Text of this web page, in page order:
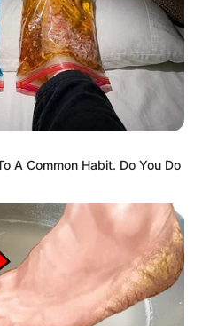
A Common Habit. Do You Do